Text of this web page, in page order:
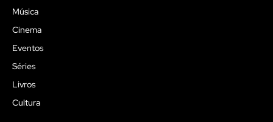
Música
Cinema
Eventos
Séries
Livros
Cultura